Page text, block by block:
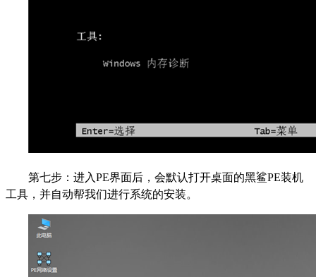
第七步：进入PE界面后，会默认打开桌面的黑鲨PE装机
工具，并自动帮我们进行系统的安装。